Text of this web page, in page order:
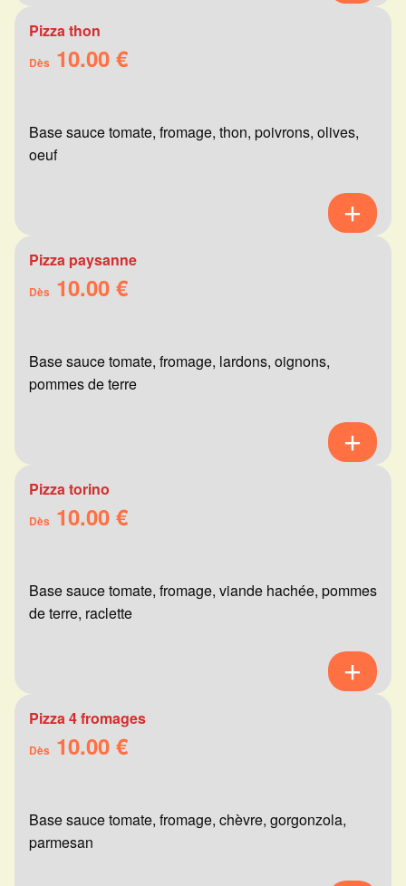
Pizza thon
Dès 10.00 €
Base sauce tomate, fromage, thon, poivrons, olives,
oeuf
Pizza paysanne
Dès 10.00 €
Base sauce tomate, fromage, lardons, oignons,
pommes de terre
Pizza torino
Dès 10.00 €
Base sauce tomate, fromage, viande hachée, pommes
de terre, raclette
Pizza 4 fromages
Dès 10.00 €
Base sauce tomate, fromage, chèvre, gorgonzola,
parmesan